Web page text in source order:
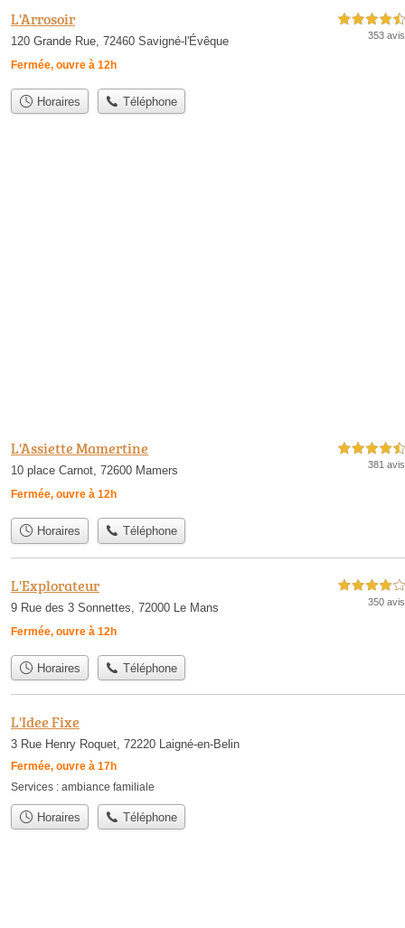
L'Arrosoir
120 Grande Rue, 72460 Savigné-l'Évêque
Fermée, ouvre à 12h
4,5 étoiles sur 5
353 avis
Horaires Téléphone
L'Assiette Mamertine
10 place Carnot, 72600 Mamers
Fermée, ouvre à 12h
4,5 étoiles sur 5
381 avis
Horaires Téléphone
L'Explorateur
9 Rue des 3 Sonnettes, 72000 Le Mans
Fermée, ouvre à 12h
4,0 étoiles sur 5
350 avis
Horaires Téléphone
L'Idee Fixe
3 Rue Henry Roquet, 72220 Laigné-en-Belin
Fermée, ouvre à 17h
Services : ambiance familiale
Horaires Téléphone